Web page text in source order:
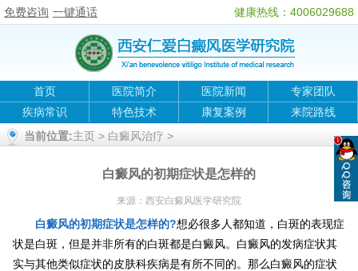
免费咨询 一键通话 健康热线：4006029688
首页 医院简介 医院新闻
专家团队
疾病常识
特色技术 康复案例
来院路线
当前位置:主页 > 白癜风治疗 >
白癜风的初期症状是怎样的
来源： 西安白癜风医学研究院
白癜风的初期症状是怎样的?想必很多人都知道，白斑的表现症
状是白斑，但是并非所有的白斑都是白癜风。白癜风的发病症状其
实与其他类似症状的皮肤科疾病是有所不同的。那么白癜风的症状